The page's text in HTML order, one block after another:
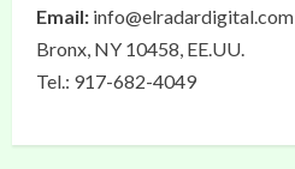
Email: info@elradardigital.com
Bronx, NY 10458, EE.UU.
Tel.: 917-682-4049